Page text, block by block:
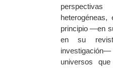
heterogéneas,
principio —en
en su
universos